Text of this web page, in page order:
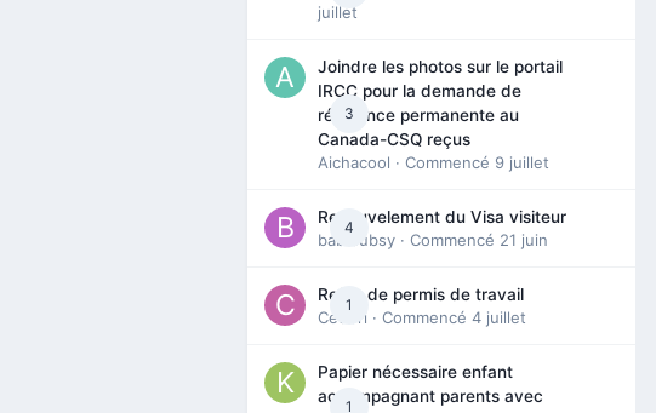
juillet
3
Joindre les photos sur le portail
IRCC pour la demande de
résidence permanente au
Canada-CSQ reçus
Aichacool · Commencé 9 juillet
4
Renouvelement du Visa visiteur
babibubsy · Commencé 21 juin
1
Refus de permis de travail
Cedbri · Commencé 4 juillet
1
Papier nécessaire enfant
accompagnant parents avec